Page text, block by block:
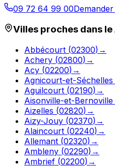
09 72 64 99 00
Villes proches dans le
Abbécourt (02300) →
Achery (02800) →
Acy (02200) →
Agnicourt-et-Séchelles
Aguilcourt (02190) →
Aisonville-et-Bernoville
Aizelles (02820) →
Aizy-Jouy (02370) →
Alaincourt (02240) →
Allemant (02320) →
Ambleny (02290) →
Ambrief (02200) →